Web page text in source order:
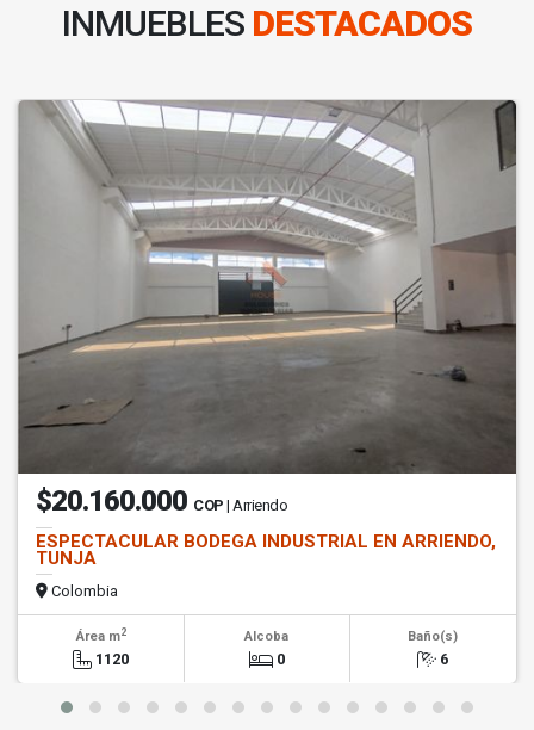
INMUEBLES DESTACADOS
$20.160.000 COP | Arriendo
ESPECTACULAR BODEGA INDUSTRIAL EN ARRIENDO,
TUNJA
Colombia
Área m2
1120
Alcoba
0
Baño(s)
6